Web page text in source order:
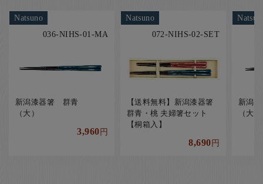
Natsuno
036-NIHS-01-MA
新潟漆器箸 群青
（大）
3,960円
Natsuno
072-NIHS-02-SET
【送料無料】新潟漆器箸
群青・桃 夫婦箸セット
【桐箱入】
8,690円
新潟
（大）